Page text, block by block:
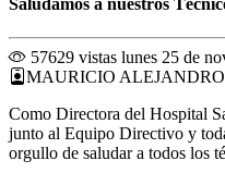
Saludamos a nuestros
57629 vistas lunes 25 de
MAURICIO
Como Directora del Hospital
junto al Equipo Directivo y
orgullo de saludar a todos los